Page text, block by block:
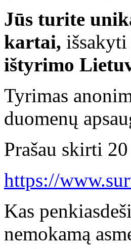
Jūs turite
kartai,
ištyrimo
Tyrimas
duomenų
Prašau skirti
https://
Kas
nemokamą